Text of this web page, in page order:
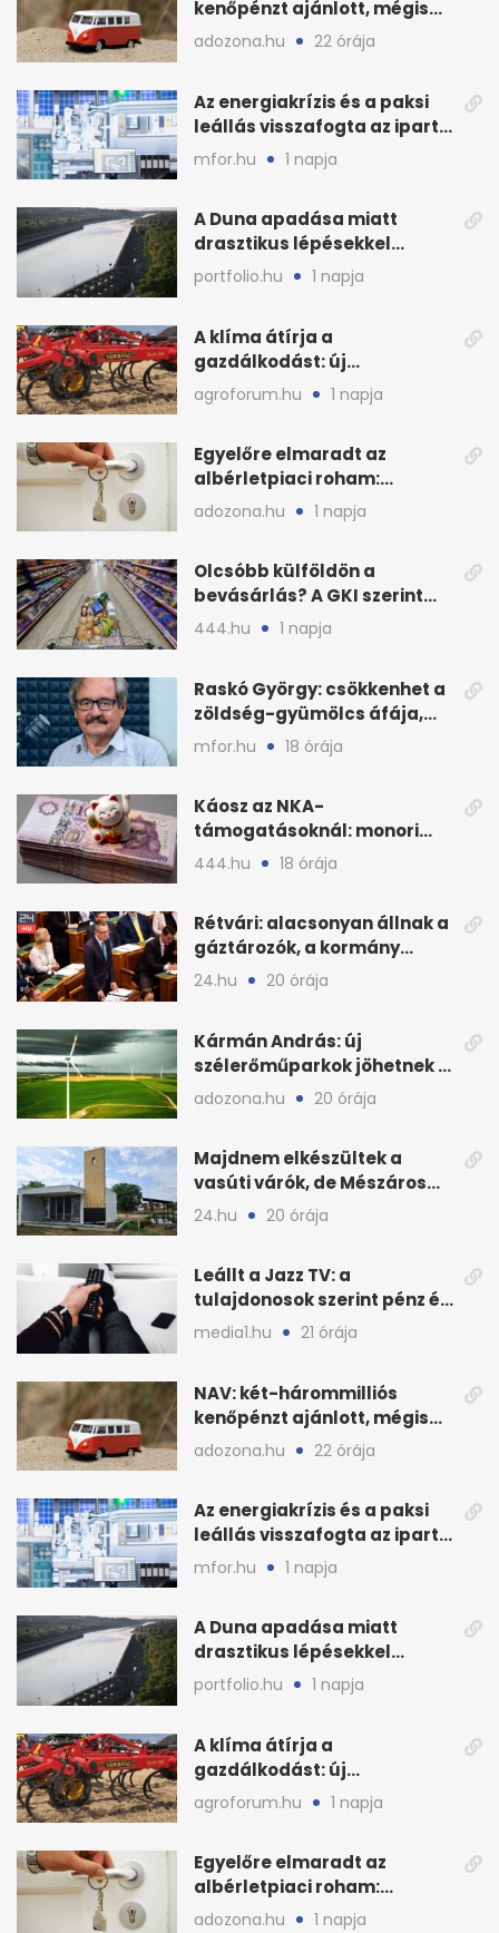
kenőpénzt ajánlott, mégis
lefoglalták a hamis árut
adozona.hu 22 órája
Az energiakrízis és a paksi
leállás visszafogta az ipart,
nyáron kisebb a kár
mfor.hu 1 napja
A Duna apadása miatt
drasztikus lépésekkel
védenék a cernavodăi
atomerőművet
portfolio.hu 1 napja
A klíma átírja a
gazdálkodást: új
megoldásokat keres a
mezőgazdaság
agroforum.hu 1 napja
Egyelőre elmaradt az
albérletpiaci roham:
ennyibe kerülnek a kiadó
adozona.hu 1 napja
Olcsóbb külföldön a
bevásárlás? A GKI szerint
zárkózott a magyar árszint
444.hu 1 napja
Raskó György: csökkenhet a
zöldség-gyümölcs áfája,
bajban a kukorica
mfor.hu 18 órája
Káosz az NKA-
támogatásoknál: monori
civilek elszámolásai és
444.hu 18 órája
Rétvári: alacsonyan állnak a
gáztározók, a kormány
válságról válságra jut
24.hu 20 órája
Kármán András: új
szélerőműparkok jöhetnek a
kormányülés döntése
adozona.hu 20 órája
Majdnem elkészültek a
vasúti várók, de Mészáros
bizalmasa leromboltatja
24.hu 20 órája
Leállt a Jazz TV: a
tulajdonosok szerint pénz és
szabályok döntöttek
media1.hu 21 órája
NAV: két-hárommilliós
kenőpénzt ajánlott, mégis
lefoglalták a hamis árut
adozona.hu 22 órája
Az energiakrízis és a paksi
leállás visszafogta az ipart,
nyáron kisebb a kár
mfor.hu 1 napja
A Duna apadása miatt
drasztikus lépésekkel
védenék a cernavodăi
atomerőművet
portfolio.hu 1 napja
A klíma átírja a
gazdálkodást: új
megoldásokat keres a
mezőgazdaság
agroforum.hu 1 napja
Egyelőre elmaradt az
albérletpiaci roham:
ennyibe kerülnek a kiadó
adozona.hu 1 napja